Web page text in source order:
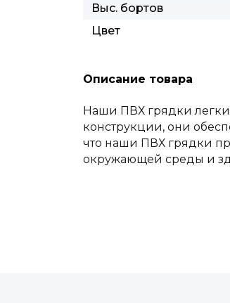
Выс. бортов
Цвет
Описание товара
Наши ПВХ грядки легки
конструкции, они
что наши ПВХ грядки
окружающей среды и